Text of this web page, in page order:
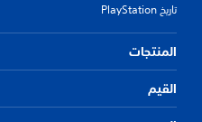
تاريخ PlayStation
المنتجات
القيم